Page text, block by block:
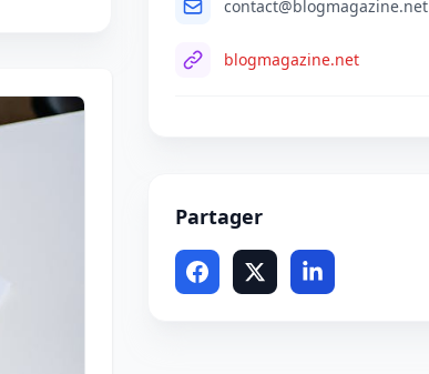
contact@blogmagazine.net
blogmagazine.net
Partager